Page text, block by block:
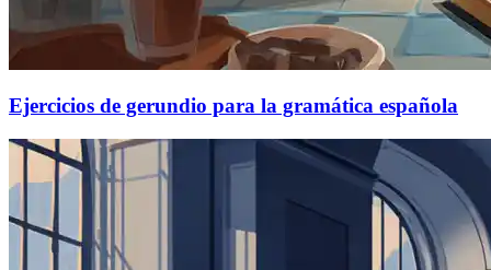
Ejercicios de gerundio para la gramática española